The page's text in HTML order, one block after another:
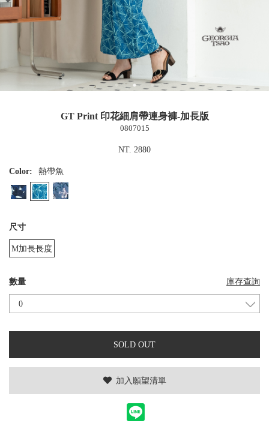
GT Print 印花細肩帶連身褲-加長版
0807015
NT. 2880
Color: 熱帶魚
尺寸
M加長長度
數量 庫存查詢
SOLD OUT
加入願望清單